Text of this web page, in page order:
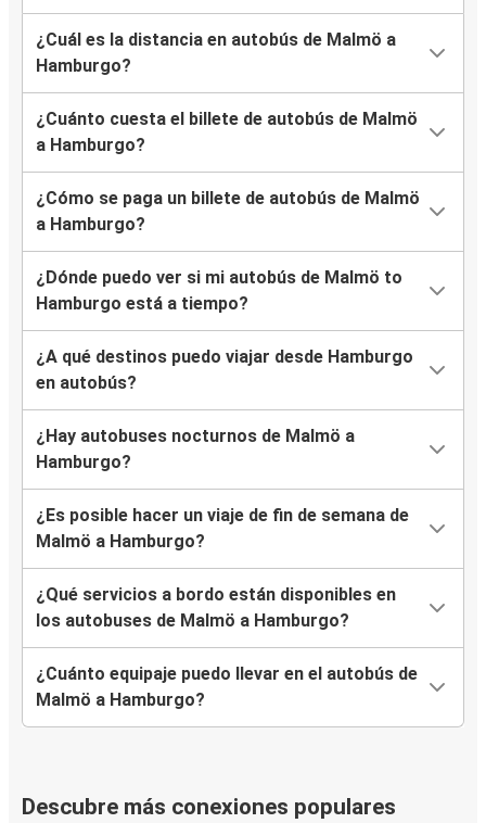
¿Cuál es la distancia en autobús de Malmö a
Hamburgo?
¿Cuánto cuesta el billete de autobús de Malmö
a Hamburgo?
¿Cómo se paga un billete de autobús de Malmö
a Hamburgo?
¿Dónde puedo ver si mi autobús de Malmö to
Hamburgo está a tiempo?
¿A qué destinos puedo viajar desde Hamburgo
en autobús?
¿Hay autobuses nocturnos de Malmö a
Hamburgo?
¿Es posible hacer un viaje de fin de semana de
Malmö a Hamburgo?
¿Qué servicios a bordo están disponibles en
los autobuses de Malmö a Hamburgo?
¿Cuánto equipaje puedo llevar en el autobús de
Malmö a Hamburgo?
Descubre más conexiones populares